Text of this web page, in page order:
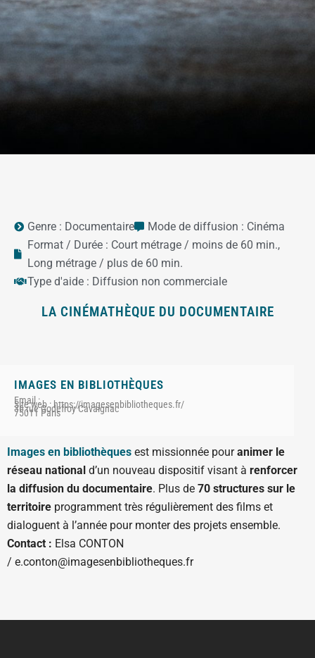
Genre : Documentaire Mode de diffusion : Cinéma
Format / Durée : Court métrage / moins de 60 min.,
Long métrage / plus de 60 min.
Type d'aide : Diffusion non commerciale
LA CINÉMATHÈQUE DU DOCUMENTAIRE
IMAGES EN BIBLIOTHÈQUES
Email :
Site web : https://imagesenbibliotheques.fr/
36 rue Godefroy Cavaignac
75011 Paris
Images en bibliothèques est missionnée pouranimer le
réseau national d’un nouveau dispositif visant à renforcer
la diffusion du documentaire. Plus de 70 structures sur le
territoire programment très régulièrement des films et
dialoguent à l’année pour monter des projets ensemble.
Contact : Elsa CONTON
/ e.conton@imagesenbibliotheques.fr